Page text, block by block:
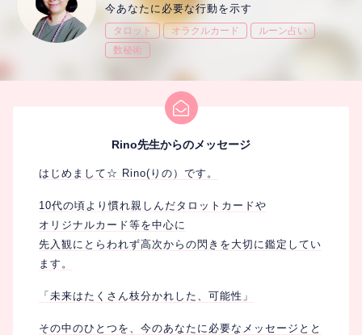
カテゴリー別
鑑定 占い師 キャンペーン
恋の行方
今あなたに必要な行動を示す
タロット オラクルカード
ルーン占い
数秘術
Rino先生からのメッセージ
はじめまして☆ Rino(りの）です。
10代の頃より慣れ親しんだタロットカードや
オリジナルカード等を中心に
先入観にとらわれず高次からの閃きを大切に鑑定してい
ます。
「未来はたくさん枝分かれした、可能性」
その中のひとつを、今のあなたに必要なメッセージとと